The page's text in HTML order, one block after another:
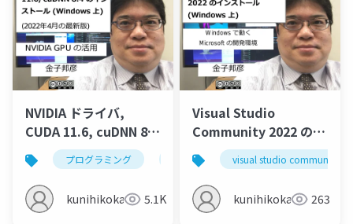
NVIDIA ドライバ,
CUDA 11.6, cuDNN 8.4
のインストール
(Windows 上) (2022年
4月の最新版)
プログラミング nvidia cuda nvidia cudnn
kunihikokaneko5.1K
Visual Studio
Community 2022 のイ
ンストール (Windows
上)
visual studio community
kunihikokaneko263